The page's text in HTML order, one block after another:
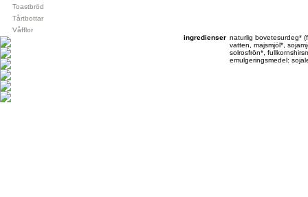
Toastbröd
Tårtbottar
Våfflor
ingredienser naturlig bovetesurdeg*
vatten, majsmjöl*,
solrosfrön*,
emulgeringsmedel: